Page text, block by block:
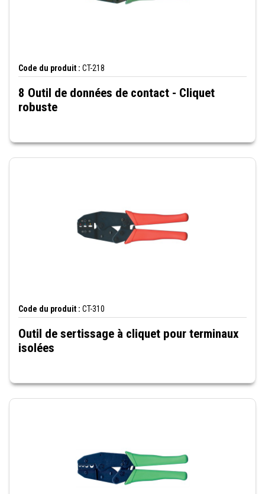
Code du produit : CT-218
8 Outil de données de contact - Cliquet
robuste
Code du produit : CT-310
Outil de sertissage à cliquet pour terminaux
isolées